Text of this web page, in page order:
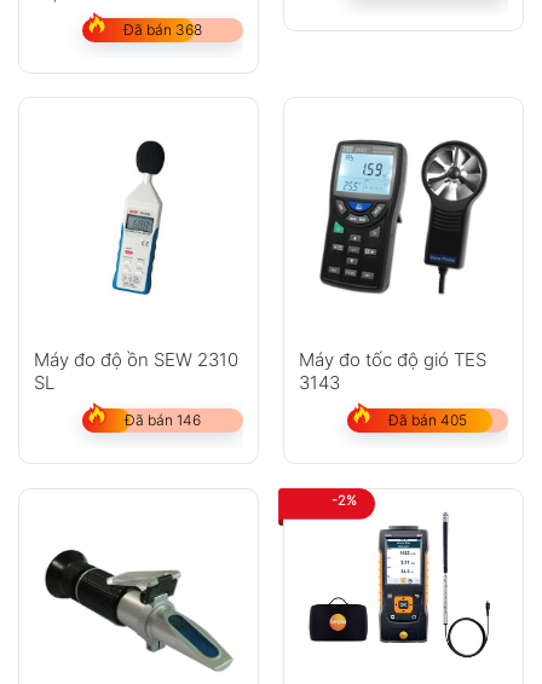
Đã bán 368
Máy đo độ ồn SEW 2310
SL
Đã bán 146
Máy đo tốc độ gió TES
3143
Đã bán 405
-2%